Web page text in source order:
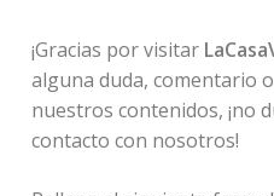
¡Gracias por visitar
alguna duda, comentario
nuestros contenidos, ¡no
contacto con nosotros!